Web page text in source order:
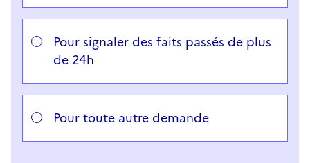
Pour signaler des faits passés de plus
de 24h
Pour toute autre demande